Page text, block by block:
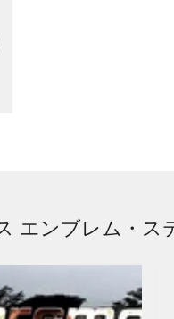
エンブレム・ス